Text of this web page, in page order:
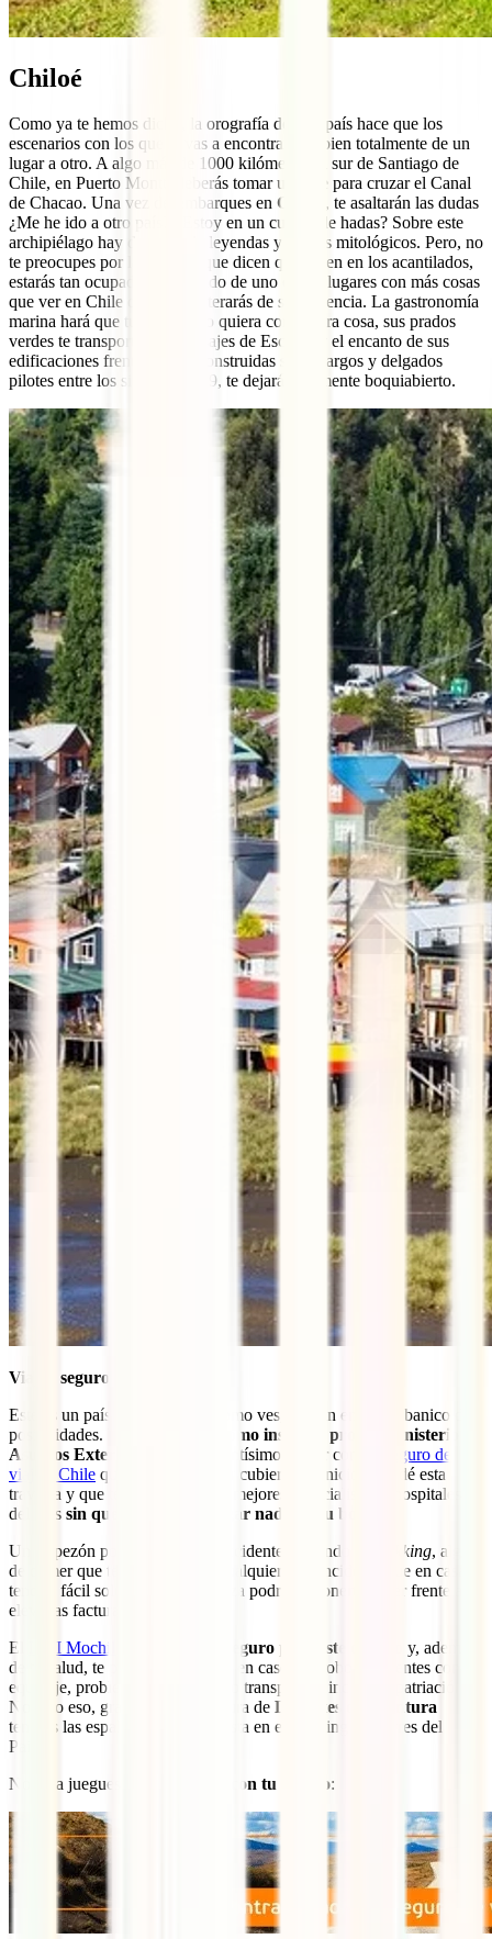
Chiloé
Como ya te hemos dicho, la orografía de este país hace que los
escenarios con los que te vas a encontrar cambien totalmente de un
lugar a otro. A algo más de 1000 kilómetros al sur de Santiago de
Chile, en Puerto Montt, deberás tomar un bote para cruzar el Canal
de Chacao. Una vez desembarques en Chiloé
, te asaltarán las dudas
¿Me he ido a otro país? ¿Estoy en un cuento de hadas? Sobre este
archipiélago hay docenas de leyendas y relatos mitológicos. Pero, no
te preocupes por las ánimas que dicen que viven en los acantilados,
estarás tan ocupado disfrutando de uno de los lugares con más cosas
que ver en Chile que ni te enterarás de su presencia. La gastronomía
marina hará que tu paladar no quiera comer otra cosa, sus prados
verdes te transportarán a paisajes de Escocia y el encanto de sus
edificaciones frente al mar, construidas sobre largos y delgados
pilotes entre los siglos 18 y 19, te dejará totalmente boquiabierto.
Viajar seguro por Chile
Este es un país que te espera, como ves, con un enorme abanico de
posibilidades. Por ello, y
tal y como insiste el propio Ministerio de
Asuntos Exteriores
, es importantísimo contar con un
seguro de
viaje a Chile que te asegure estar cubierto de inicio a fin dé esta
travesía y que te de acceso a los mejores especialistas y hospitales
del país sin que tengas que pagar nada de tu bolsillo
Un tropezón por Santiago, un accidente haciendo un
trekking, algo
de comer que te sentara mal o cualquier otro incidente que en casa
tendría fácil solución, sin tu póliza podría suponerte hacer frente a
elevadas facturas.
El
IATI Mochilero el mejor seguro para este destino
y, además
de tu salud, te protegerá también en casos de robo, incidentes con tu
equipaje, problemas con vuelos o transporte e incluso repatriación.
No solo eso, gracias a su cobertura de Deportes de Aventura
tendrás las espaldas cubiertas hasta en el trekking de Torres del
Paine.
No te la juegues y
hazte ahora con tu seguro: